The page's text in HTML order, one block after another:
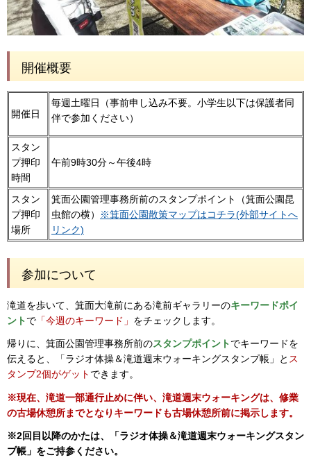
開催概要
開催日
毎週土曜日（事前申し込み不要。小学生以下は保護者同
伴で参加ください）
スタン
プ押印
時間
午前9時30分～午後4時
スタン
プ押印
場所
箕面公園管理事務所前のスタンプポイント（箕面公園昆
虫館の横）
※箕面公園散策マップはコチラ(外部サイトへ
リンク)
参加について
滝道を歩いて、箕面大滝前にある滝前ギャラリーのキーワードポイ
ントで 「今週のキーワード」 をチェックします。
帰りに、箕面公園管理事務所前のスタンプポイントでキーワードを
伝えると、「ラジオ体操＆滝道週末ウォーキングスタンプ帳」と ス
タンプ2個がゲット できます。
※現在、滝道一部通行止めに伴い、滝道週末ウォーキングは、修業
の古場休憩所までとなりキーワードも古場休憩所前に掲示します。
※2回目以降のかたは、「ラジオ体操＆滝道週末ウォーキングスタン
プ帳」をご持参ください。